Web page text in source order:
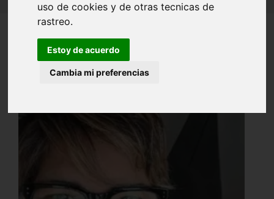
uso de cookies y de otras tecnicas de
rastreo.
Estoy de acuerdo
Cambia mi preferencias